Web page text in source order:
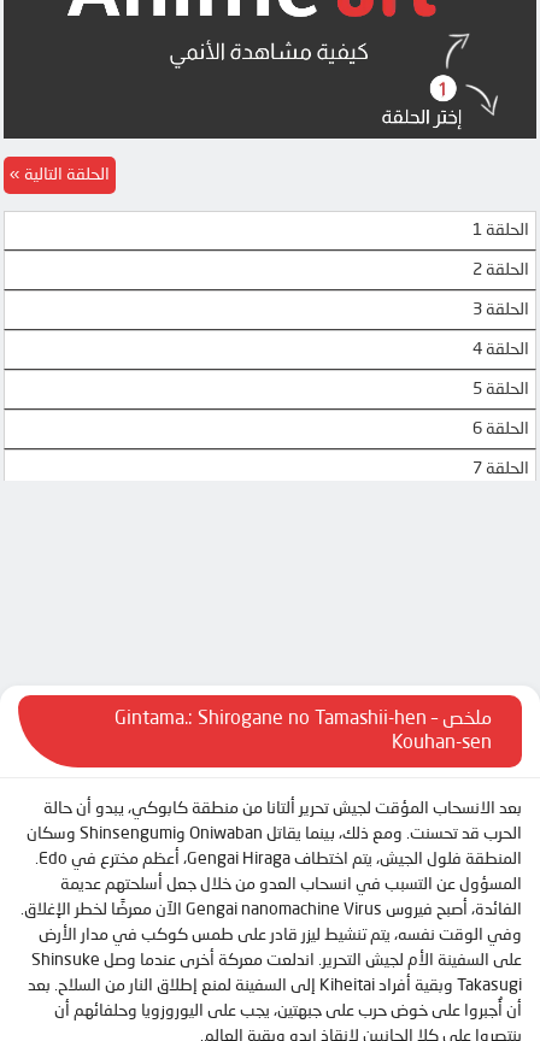
الحلقة 1
الحلقة 2
الحلقة 3
الحلقة 4
الحلقة 5
الحلقة 6
الحلقة 7
الحلقة 13
الحلقة 14
الحلقة التالية
ملخص Gintama.: Shirogane no Tamashii-hen –
Kouhan-sen
بعد الانسحاب المؤقت لجيش تحرير ألتانا من منطقة كابوكي، يبدو أن حالة
الحرب قد تحسنت. ومع ذلك، بينما يقاتل Oniwaban وShinsengumi وسكان
المسؤول عن التسبب في انسحاب العدو من خلال جعل أسلحتهم عديمة
الفائدة، أصبح فيروس Gengai nanomachine Virus الآن معرضًا لخطر الإغلاق.
وفي الوقت نفسه، يتم تنشيط ليزر قادر على طمس كوكب في مدار الأرض
على السفينة الأم لجيش التحرير. اندلعت معركة أخرى عندما وصل Shinsuke
Takasugi وبقية أفراد Kiheitai إلى السفينة لمنع إطلاق النار من السلاح. بعد
أن أُجبروا على خوض حرب على جبهتين، يجب على اليوروزويا وحلفائهم أن
ينتصروا على كلا الجانبين لإنقاذ إيدو وبقية العالم.